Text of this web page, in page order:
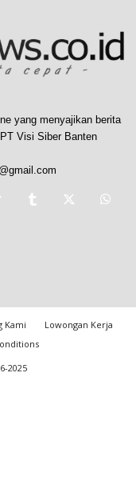
yang menyajikan berita
Visi Siber Banten
Kami
Lowongan Kerja
2025